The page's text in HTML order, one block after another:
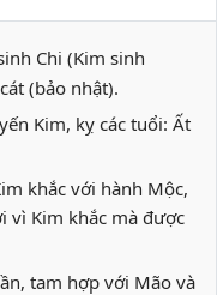
Chi (Kim sinh
(bảo nhật).
Kim, kỵ các tuổi: Ất
khắc với hành Mộc,
vì Kim khắc mà được
tam hợp với Mão và